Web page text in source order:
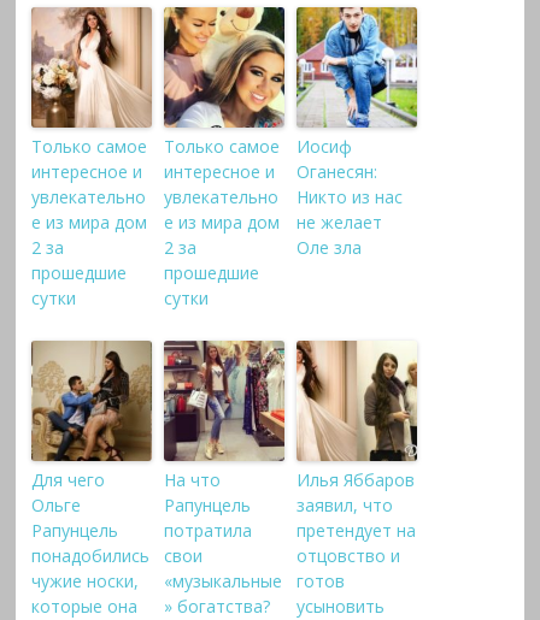
Только самое
интересное и
увлекательно
е из мира дом
2 за
прошедшие
сутки
Только самое
интересное и
увлекательно
е из мира дом
2 за
прошедшие
сутки
Иосиф
Оганесян:
Никто из нас
не желает
Оле зла
Для чего
Ольге
Рапунцель
понадобились
чужие носки,
которые она
На что
Рапунцель
потратила
свои
«музыкальные
» богатства?
Илья Яббаров
заявил, что
претендует на
отцовство и
готов
усыновить